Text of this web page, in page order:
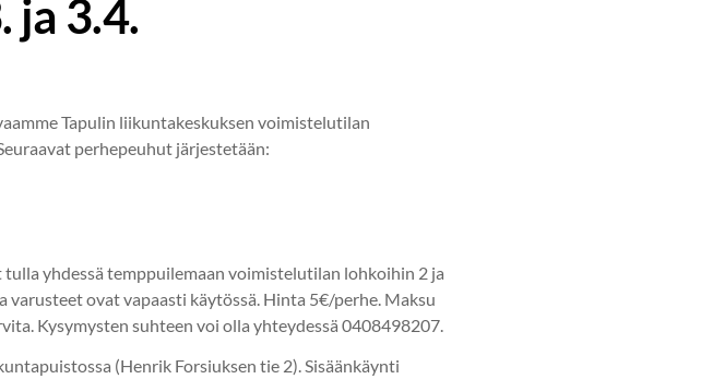
ja 3.4.
Tapulin liikuntakeskuksen voimistelutilan
perhepeuhut järjestetään:
yhdessä temppuilemaan voimistelutilan lohkoihin 2 ja
ovat vapaasti käytössä. Hinta 5€/perhe. Maksu
Kysymysten suhteen voi olla yhteydessä 0408498207.
(Henrik Forsiuksen tie 2). Sisäänkäynti